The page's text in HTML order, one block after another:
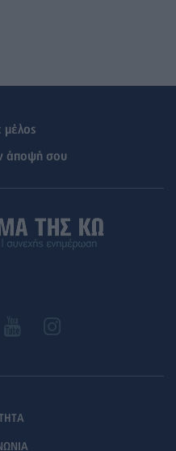
μέλος
άποψή σου